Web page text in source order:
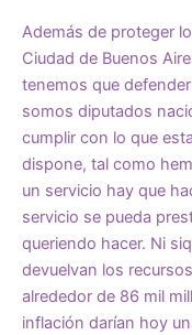
Además de proteger
Ciudad de Buenos
tenemos que
somos diputados
cumplir con lo que
dispone, tal como
un servicio hay que
servicio se pueda
queriendo hacer. Ni
devuelvan los
alrededor de 86 mil
inflación darían hoy